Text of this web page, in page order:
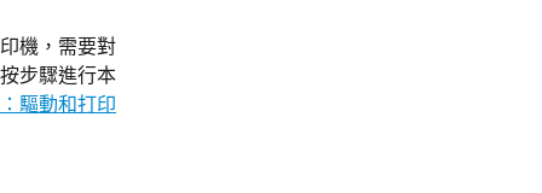
機，需要對
步驟進行本
驅動和打印